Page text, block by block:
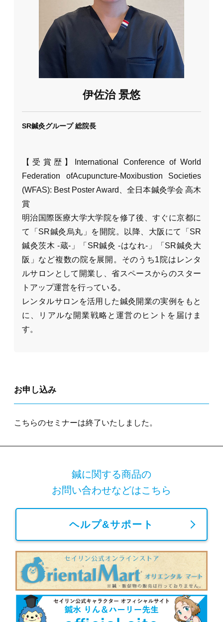
伊佐治 景悠
SR鍼灸グループ 総院長
【受賞歴】International Conference of World
Federation ofAcupuncture-Moxibustion Societies
(WFAS): Best Poster Award、全日本鍼灸学会 高木
賞
明治国際医療大学大学院を修了後、すぐに京都に
て「SR鍼灸烏丸」を開院。以降、大阪にて「SR
鍼灸茨木 -蔵-」「SR鍼灸 -はなれ-」「SR鍼灸大
阪」など複数の院を展開。そのうち1院はレンタ
ルサロンとして開業し、省スペースからのスター
トアップ運営を行っている。
レンタルサロンを活用した鍼灸開業の実例をもと
に、リアルな開業戦略と運営のヒントを届けま
す。
お申し込み
こちらのセミナーは終了いたしました。
鍼に関する商品の
お問い合わせなどはこちら
ヘルプ&サポート